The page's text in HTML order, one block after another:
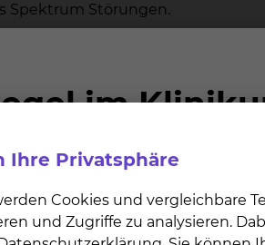
Spektrum Störungen.
Ihre Privatsphäre
Cookies und vergleichbare
und Zugriffe zu analysieren.